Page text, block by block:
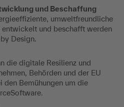
und Beschaffung
umweltfreundliche
entwickelt und beschafft werden
Design.
die digitale Resilienz und
Behörden und der EU
den Bemühungen um die